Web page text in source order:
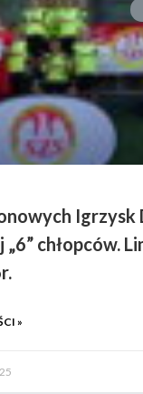
Igrzysk
„6” chłopców.
»